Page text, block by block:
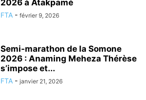
2026 à Atakpamé
FTA - février 9, 2026
Semi-marathon de la Somone
2026 : Anaming Meheza Thérèse
s’impose et...
FTA - janvier 21, 2026